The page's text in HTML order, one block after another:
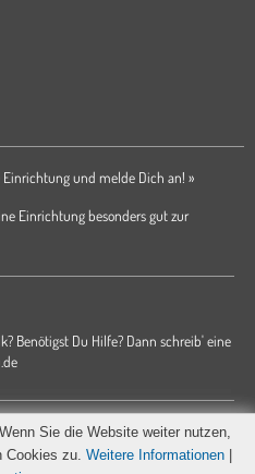
und melde Dich an! »
Einrichtung besonders gut zur
Benötigst Du Hilfe? Dann schreib' eine
Impressum
Sie die Website weiter nutzen,
Cookies zu. Weitere Informationen